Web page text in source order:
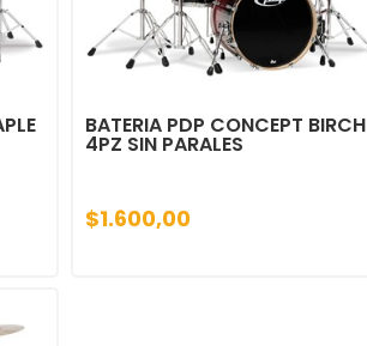
BATERIA PDP CONCEPT BIRCH
4PZ SIN PARALES
$1.600,00